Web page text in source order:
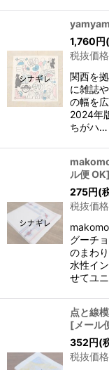
1,760円
税抜価格
関西を
に雑誌
の幅を
2024年
ちがハ…
ル便 OK]
275円(
税抜価格
グーチ
のまわ
水性イ
せてユ
点と線
[メール
352円(
税抜価格